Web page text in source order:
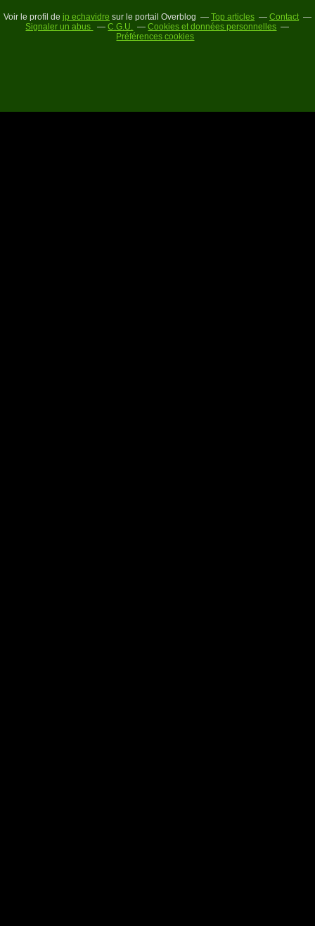
Voir le profil de jp echavidre sur le portail Overblog Top articles
Contact
Signaler un abus
C.G.U.
Cookies et données personnelles
Préférences cookies